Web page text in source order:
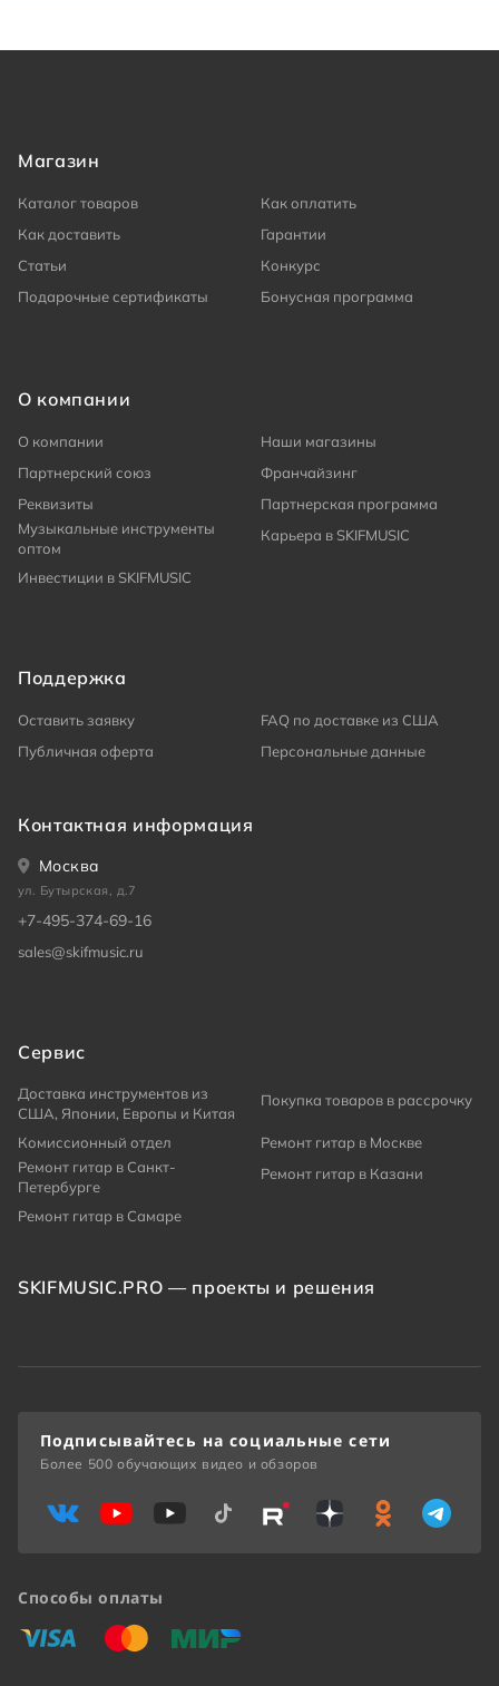
Магазин
Каталог товаров
Как оплатить
Как доставить
Гарантии
Статьи
Конкурс
Подарочные сертификаты
Бонусная программа
О компании
О компании
Наши магазины
Партнерский союз
Франчайзинг
Реквизиты
Партнерская программа
Музыкальные инструменты
оптом
Карьера в SKIFMUSIC
Инвестиции в SKIFMUSIC
Поддержка
Оставить заявку
FAQ по доставке из США
Публичная оферта
Персональные данные
Контактная информация
Москва
ул. Бутырская, д.7
+7-495-374-69-16
sales@skifmusic.ru
Сервис
Доставка инструментов из
США, Японии, Европы и Китая
Покупка товаров в рассрочку
Комиссионный отдел
Ремонт гитар в Москве
Ремонт гитар в Санкт-
Петербурге
Ремонт гитар в Казани
Ремонт гитар в Самаре
SKIFMUSIC.PRO — проекты и решения
Способы оплаты
«Виза» «Мастеркард»
«Мир»
Подписывайтесь на социальные сети
Более 500 обучающих видео и обзоров